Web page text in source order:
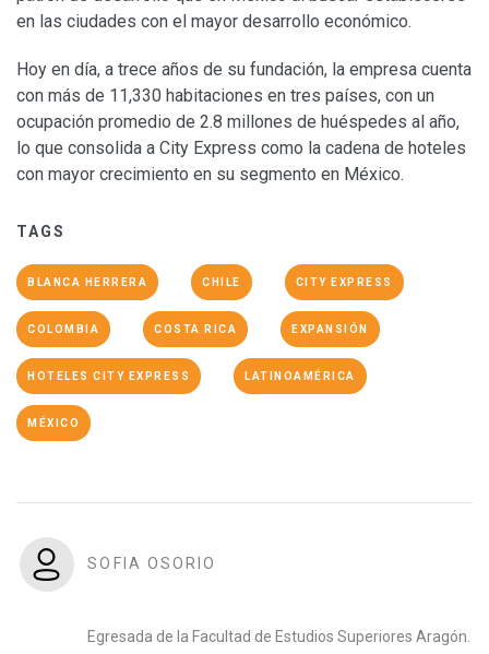
en las ciudades con el mayor desarrollo económico.
Hoy en día, a trece años de su fundación, la empresa cuenta
con más de 11,330 habitaciones en tres países, con un
ocupación promedio de 2.8 millones de huéspedes al año,
lo que consolida a City Express como la cadena de hoteles
con mayor crecimiento en su segmento en México.
TAGS
BLANCA HERRERA CHILE CITY EXPRESS
COLOMBIA COSTA RICA EXPANSIÓN
HOTELES CITY EXPRESS LATINOAMÉRICA
MÉXICO
SOFIA OSORIO
Egresada de la Facultad de Estudios Superiores Aragón.